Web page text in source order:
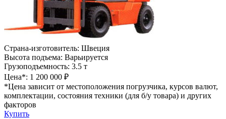
Страна-изготовитель: Швеция
Высота подъема: Варьируется
Грузоподъемность: 3.5 т
Цена*: 1 200 000 ₽
*Цена зависит от местоположения погрузчика, курсов валют,
комплектации, состояния техники (для б/у товара) и других
факторов
Купить